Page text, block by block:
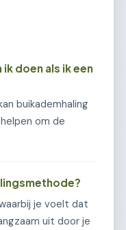
doen als ik een
buikademhaling
om de
je voelt dat
uit door je